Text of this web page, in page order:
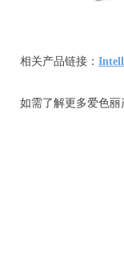
相关产品链接：
如需了解更多爱色丽